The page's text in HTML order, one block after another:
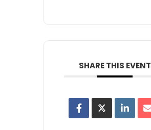
SHARE THIS EVENT